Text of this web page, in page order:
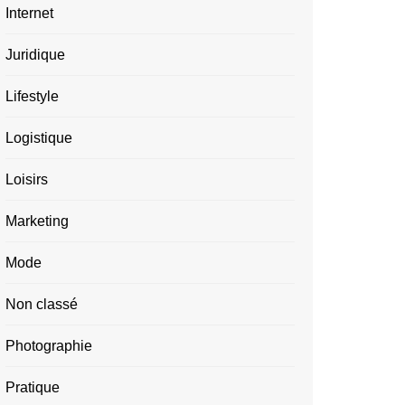
Internet
Juridique
Lifestyle
Logistique
Loisirs
Marketing
Mode
Non classé
Photographie
Pratique